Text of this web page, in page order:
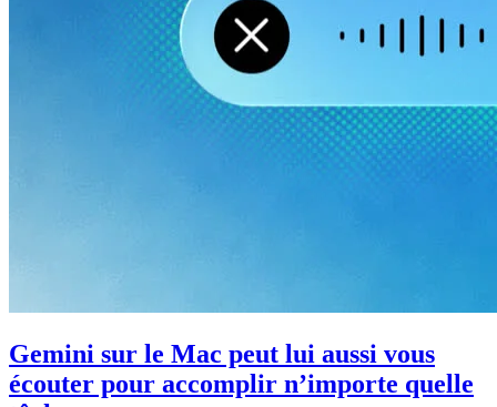
Gemini sur le Mac peut lui aussi vous
écouter pour accomplir n’importe quelle